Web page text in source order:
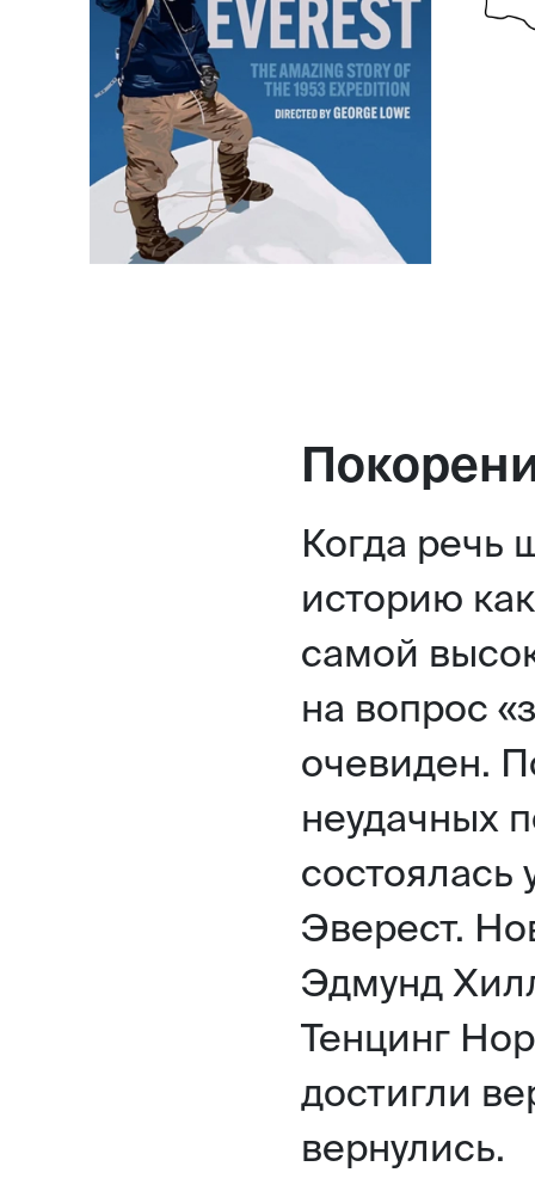
Когда речь
историю
самой
на вопрос
очевиден.
неудачных
состоялась
Эверест.
Эдмунд
Тенцинг
достигли
вернулись.